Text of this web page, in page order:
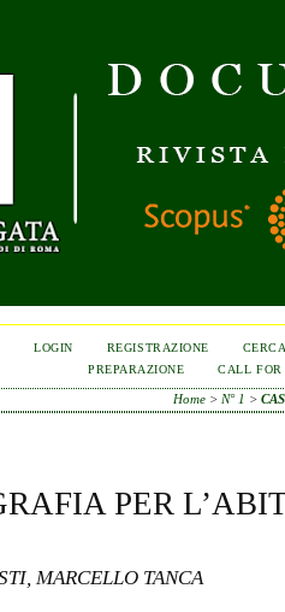
LOGIN REGISTRAZIONE
PREPARAZIONE
CALL FOR
Home> N° 1 >
PER
MARCELLO TANCA